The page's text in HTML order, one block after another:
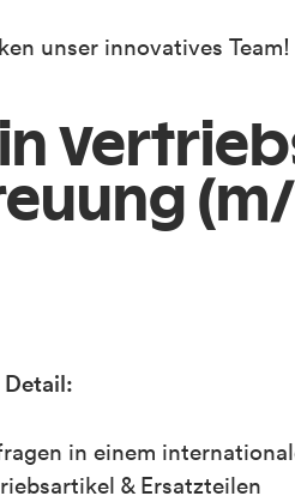
unser innovatives Team!
in einem
& Ersatzteilen